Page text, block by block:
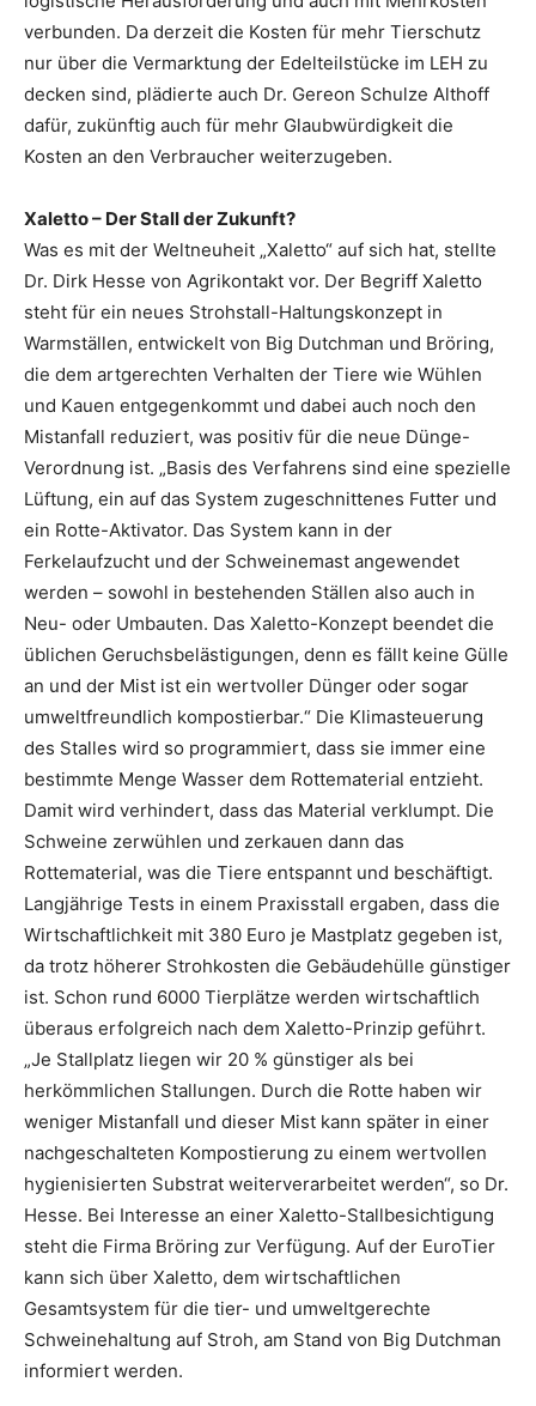
verbunden. Da derzeit die Kosten für mehr Tierschutz
nur über die Vermarktung der Edelteilstücke im LEH zu
decken sind, plädierte auch Dr. Gereon Schulze Althoff
dafür, zukünftig auch für mehr Glaubwürdigkeit die
Kosten an den Verbraucher weiterzugeben.
Xaletto – Der Stall der Zukunft?
Was es mit der Weltneuheit „Xaletto“ auf sich hat, stellte
Dr. Dirk Hesse von Agrikontakt vor. Der Begriff Xaletto
steht für ein neues Strohstall-Haltungskonzept in
Warmställen, entwickelt von Big Dutchman und Bröring,
die dem artgerechten Verhalten der Tiere wie Wühlen
und Kauen entgegenkommt und dabei auch noch den
Mistanfall reduziert, was positiv für die neue Dünge-
Verordnung ist. „Basis des Verfahrens sind eine spezielle
Lüftung, ein auf das System zugeschnittenes Futter und
ein Rotte-Aktivator. Das System kann in der
Ferkelaufzucht und der Schweinemast angewendet
werden – sowohl in bestehenden Ställen also auch in
Neu- oder Umbauten. Das Xaletto-Konzept beendet die
üblichen Geruchsbelästigungen, denn es fällt keine Gülle
an und der Mist ist ein wertvoller Dünger oder sogar
umweltfreundlich kompostierbar.“ Die Klimasteuerung
des Stalles wird so programmiert, dass sie immer eine
bestimmte Menge Wasser dem Rottematerial entzieht.
Damit wird verhindert, dass das Material verklumpt. Die
Schweine zerwühlen und zerkauen dann das
Rottematerial, was die Tiere entspannt und beschäftigt.
Langjährige Tests in einem Praxisstall ergaben, dass die
Wirtschaftlichkeit mit 380 Euro je Mastplatz gegeben ist,
da trotz höherer Strohkosten die Gebäudehülle günstiger
ist. Schon rund 6000 Tierplätze werden wirtschaftlich
überaus erfolgreich nach dem Xaletto-Prinzip geführt.
„Je Stallplatz liegen wir 20 % günstiger als bei
herkömmlichen Stallungen. Durch die Rotte haben wir
weniger Mistanfall und dieser Mist kann später in einer
nachgeschalteten Kompostierung zu einem wertvollen
hygienisierten Substrat weiterverarbeitet werden“, so Dr.
Hesse. Bei Interesse an einer Xaletto-Stallbesichtigung
steht die Firma Bröring zur Verfügung. Auf der EuroTier
kann sich über Xaletto, dem wirtschaftlichen
Gesamtsystem für die tier- und umweltgerechte
Schweinehaltung auf Stroh, am Stand von Big Dutchman
informiert werden.